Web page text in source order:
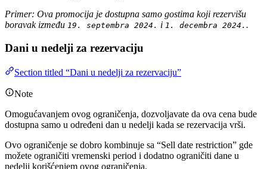
Primer: Ova promocija je dostupna samo gostima koji rezervišu
boravak između 19. septembra 2024. i 1. decembra 2024. .
Dani u nedelji za rezervaciju
Section titled “Dani u nedelji za rezervaciju”
Note
Omogućavanjem ovog ograničenja, dozvoljavate da ova cena bude
dostupna samo u određeni dan u nedelji kada se rezervacija vrši.
Ovo ograničenje se dobro kombinuje sa “Sell date restriction” gde
možete ograničiti vremenski period i dodatno ograničiti dane u
nedelji korišćenjem ovog ograničenja.